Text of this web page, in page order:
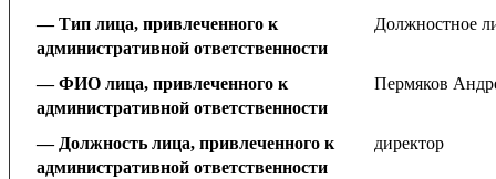
Тип лица, привлеченного к
административной ответственности
Должностное
ФИО лица, привлеченного к
административной ответственности
Пермяков
Должность лица, привлеченного к
административной ответственности
директор